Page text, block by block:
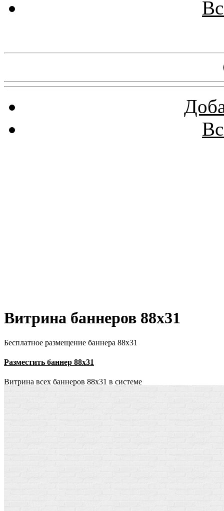
Витрина баннеров 88x31
Бесплатное размещение баннера 88х31
Разместить баннер 88х31
Витрина всех баннеров 88x31 в системе